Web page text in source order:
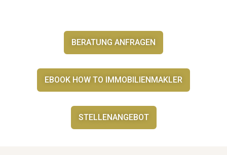
BERATUNG ANFRAGEN
EBOOK HOW TO IMMOBILIENMAKLER
STELLENANGEBOT